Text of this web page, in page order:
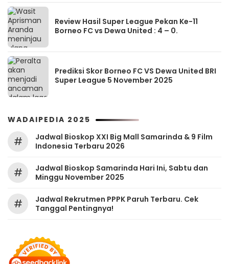
Review Hasil Super League Pekan Ke-11
Borneo FC vs Dewa United : 4 – 0.
Prediksi Skor Borneo FC VS Dewa United BRI
Super League 5 November 2025
WADAIPEDIA 2025
#
Jadwal Bioskop XXI Big Mall Samarinda & 9 Film
Indonesia Terbaru 2026
#
Jadwal Bioskop Samarinda Hari Ini, Sabtu dan
Minggu November 2025
#
Jadwal Rekrutmen PPPK Paruh Terbaru. Cek
Tanggal Pentingnya!